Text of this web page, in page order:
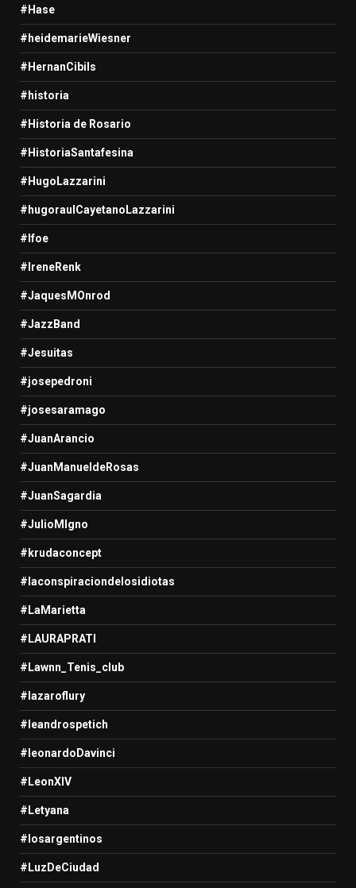
#Hase
#heidemarieWiesner
#HernanCibils
#historia
#Historia de Rosario
#HistoriaSantafesina
#HugoLazzarini
#hugoraulCayetanoLazzarini
#Ifoe
#IreneRenk
#JaquesMOnrod
#JazzBand
#Jesuitas
#josepedroni
#josesaramago
#JuanArancio
#JuanManueldeRosas
#JuanSagardia
#JulioMIgno
#krudaconcept
#laconspiraciondelosidiotas
#LaMarietta
#LAURAPRATI
#Lawnn_Tenis_club
#lazaroflury
#leandrospetich
#leonardoDavinci
#LeonXIV
#Letyana
#losargentinos
#LuzDeCiudad